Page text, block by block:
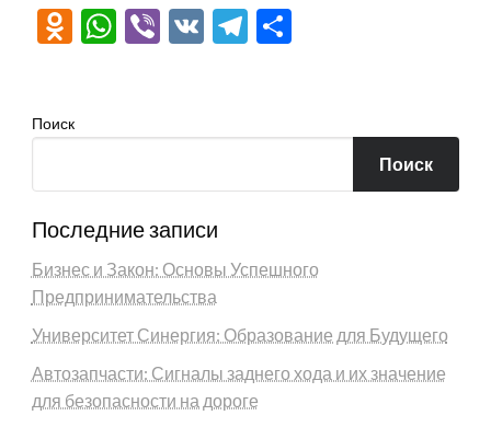
Odnoklassniki
WhatsApp
Viber
VK Telegram
Поиск
Поиск
Последние записи
Бизнес и Закон: Основы Успешного
Предпринимательства
Университет Синергия: Образование для Будущего
Автозапчасти: Сигналы заднего хода и их значение
для безопасности на дороге